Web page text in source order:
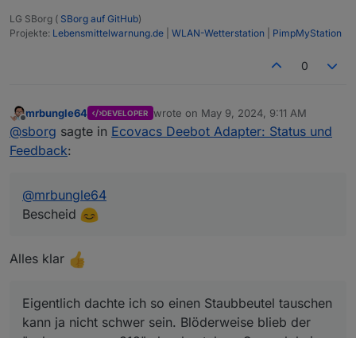
LG SBorg ( SBorg auf GitHub)
Projekte: Lebensmittelwarnung.de WLAN-Wetterstation PimpMyStation
0
Offline
mrbungle64 DEVELOPER wrote on May 9, 2024, 9:11 AM
last edited by
@sborg sagte in Ecovacs Deebot Adapter: Status und
Feedback:
@mrbungle64
Bescheid
Alles klar
Eigentlich dachte ich so einen Staubbeutel tauschen
kann ja nicht schwer sein. Blöderweise blieb der